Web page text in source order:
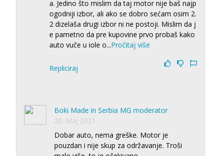
a. Jedino što mislim da taj motor nije baš najp
ogodniji izbor, ali ako se dobro sećam osim 2.
2 dizelaša drugi izbor ni ne postoji. Mislim da j
e pametno da pre kupovine prvo probaš kako
auto vuče u iole o...Pročitaj više
Repliciraj
Boki Made in Serbia MG moderator
20. Maj 2021.
Dobar auto, nema greške. Motor je
pouzdan i nije skup za održavanje. Troši